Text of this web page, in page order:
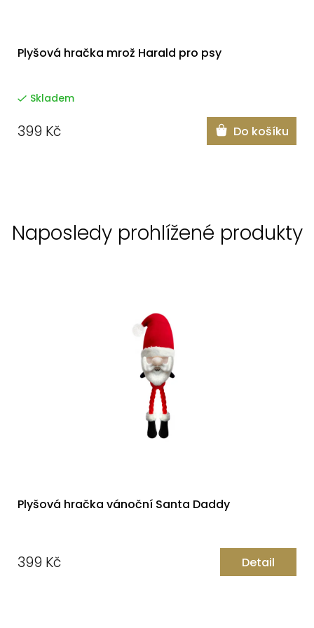
Plyšová hračka mrož Harald pro psy
Skladem
399 Kč Do košíku
Naposledy prohlížené produkty
Plyšová hračka vánoční Santa Daddy
399 Kč Detail